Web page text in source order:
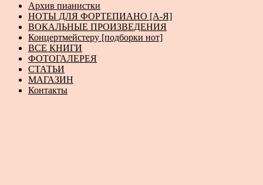
Архив пианистки
НОТЫ ДЛЯ ФОРТЕПИАНО [А-Я]
ВОКАЛЬНЫЕ ПРОИЗВЕДЕНИЯ
Концертмейстеру [подборки нот]
ВСЕ КНИГИ
ФОТОГАЛЕРЕЯ
СТАТЬИ
МАГАЗИН
Контакты